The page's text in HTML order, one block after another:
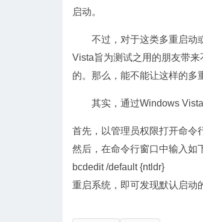
启动。
不过，对于这类多重启动或
Vista旨为测试之用的朋友带
的。那么，能不能让这样的多
其实，通过Windows Vista
首先，以管理员权限打开命令
然后，在命令行窗口中输入如
bcdedit /default {ntldr}
重启系统，即可发现默认启动